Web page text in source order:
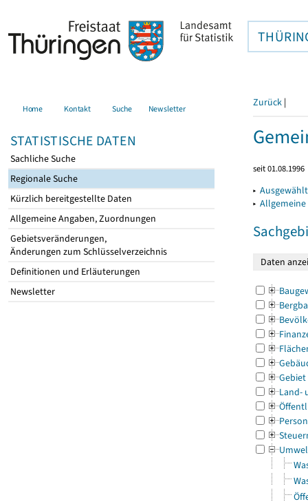
Home Kontakt Suche Newsletter
STATISTISCHE DATEN
Sachliche Suche
Regionale Suche
Kürzlich bereitgestellte Daten
Allgemeine Angaben, Zuordnungen
Gebietsveränderungen,
Änderungen zum Schlüsselverzeichnis
Definitionen und Erläuterungen
Newsletter
Zurück |
seit 01.08.1996
▸
▸
Gebiet
Land-